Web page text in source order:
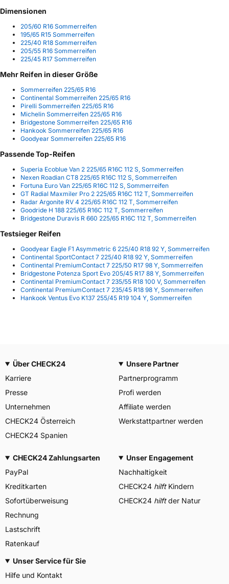
Dimensionen
205/60 R16 Sommerreifen
195/65 R15 Sommerreifen
225/40 R18 Sommerreifen
205/55 R16 Sommerreifen
225/45 R17 Sommerreifen
Mehr Reifen in dieser Größe
Sommerreifen 225/65 R16
Continental Sommerreifen 225/65 R16
Pirelli Sommerreifen 225/65 R16
Michelin Sommerreifen 225/65 R16
Bridgestone Sommerreifen 225/65 R16
Hankook Sommerreifen 225/65 R16
Goodyear Sommerreifen 225/65 R16
Passende Top-Reifen
Superia Ecoblue Van 2 225/65 R16C 112 S, Sommerreifen
Nexen Roadian CT8 225/65 R16C 112 S, Sommerreifen
Fortuna Euro Van 225/65 R16C 112 S, Sommerreifen
GT Radial Maxmiler Pro 2 225/65 R16C 112 T, Sommerreifen
Radar Argonite RV 4 225/65 R16C 112 T, Sommerreifen
Goodride H 188 225/65 R16C 112 T, Sommerreifen
Bridgestone Duravis R 660 225/65 R16C 112 T, Sommerreifen
Testsieger Reifen
Goodyear Eagle F1 Asymmetric 6 225/40 R18 92 Y, Sommerreifen
Continental SportContact 7 225/40 R18 92 Y, Sommerreifen
Continental PremiumContact 7 225/50 R17 98 Y, Sommerreifen
Bridgestone Potenza Sport Evo 205/45 R17 88 Y, Sommerreifen
Continental PremiumContact 7 235/55 R18 100 V, Sommerreifen
Continental PremiumContact 7 235/45 R18 98 Y, Sommerreifen
Hankook Ventus Evo K137 255/45 R19 104 Y, Sommerreifen
Über CHECK24
Karriere
Presse
Unternehmen
CHECK24 Österreich
CHECK24 Spanien
Unsere Partner
Partnerprogramm
Profi werden
Affiliate werden
Werkstattpartner werden
CHECK24 Zahlungsarten
PayPal
Kreditkarten
Sofortüberweisung
Rechnung
Lastschrift
Ratenkauf
Unser Engagement
Nachhaltigkeit
CHECK24 hilftKindern
CHECK24 hilftder Natur
Unser Service für Sie
Hilfe und Kontakt